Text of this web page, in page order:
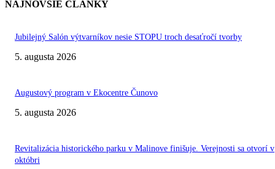
NAJNOVŠIE ČLÁNKY
Jubilejný Salón výtvarníkov nesie STOPU troch desaťročí tvorby
5. augusta 2026
Augustový program v Ekocentre Čunovo
5. augusta 2026
Revitalizácia historického parku v Malinove finišuje. Verejnosti sa otvorí v
októbri